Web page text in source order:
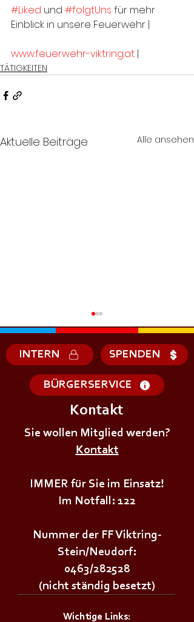
#Liked und #folgtUns für mehr
Einblick in unsere Feuerwehr |
www.feuerwehr-viktring.at |
TÄTIGKEITEN
Aktuelle Beiträge Alle ansehen
+++𝗘𝗥𝗦𝗧𝗘 - 𝗛𝗜𝗟𝗙𝗘
𝗞𝗨𝗥𝗦 𝗱𝗲𝗿
𝗝𝘂𝗴𝗲𝗻𝗱𝗳𝗲𝘂𝗲𝗿𝘄𝗲𝗵𝗿+++
INTERN SPENDEN
BÜRGERSERVICE
Kontakt
Sie wollen Mitglied werden?
Kontakt
IMMER für Sie im Einsatz!
Im Notfall: 122
Nummer der FF Viktring-
Stein/Neudorf:
0463/282528
(nicht ständig besetzt)
Wichtige Links: